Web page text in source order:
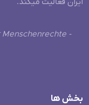
-
بخش ها